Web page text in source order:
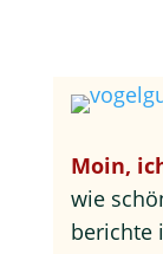
Moin,
wie
berichte